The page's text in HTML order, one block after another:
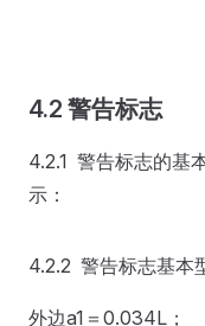
4.2 警告标志
4.2.1 警告标志的基
示：
4.2.2 警告标志基本
外边a1＝0.034L；